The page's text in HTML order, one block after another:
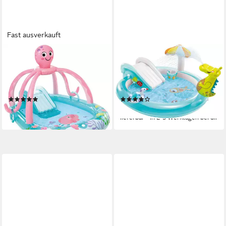
Fast ausverkauft
Aufblasbares Spielhaus
FRIENDLY OCTOPUS PLAY
CENTER
(1)
ab 49,77 €
lieferbar - in 3-4 Werktagen bei dir
Planschbecken Playcenter
Gator, BxLxH: 170x201x84
cm
(26)
49,99 €
lieferbar - in 2-3 Werktagen bei dir